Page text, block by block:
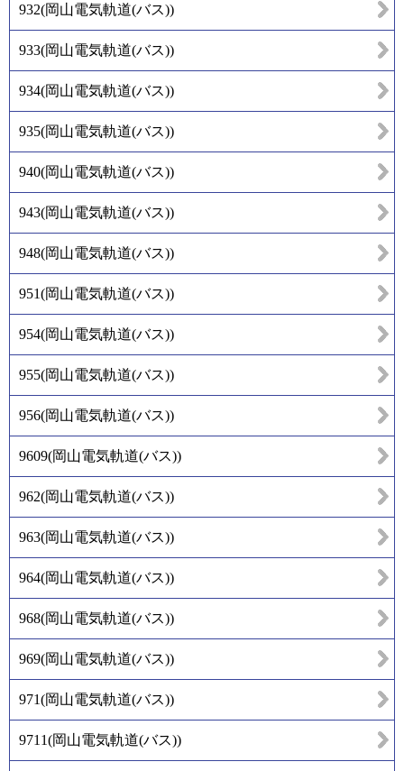
932(岡山電気軌道(バス))
933(岡山電気軌道(バス))
934(岡山電気軌道(バス))
935(岡山電気軌道(バス))
940(岡山電気軌道(バス))
943(岡山電気軌道(バス))
948(岡山電気軌道(バス))
951(岡山電気軌道(バス))
954(岡山電気軌道(バス))
955(岡山電気軌道(バス))
956(岡山電気軌道(バス))
9609(岡山電気軌道(バス))
962(岡山電気軌道(バス))
963(岡山電気軌道(バス))
964(岡山電気軌道(バス))
968(岡山電気軌道(バス))
969(岡山電気軌道(バス))
971(岡山電気軌道(バス))
9711(岡山電気軌道(バス))